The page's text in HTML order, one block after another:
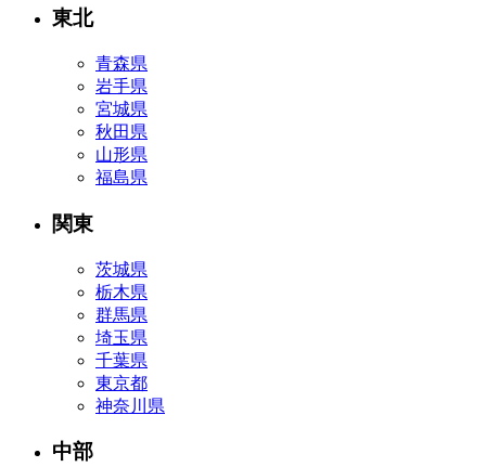
東北
青森県
岩手県
宮城県
秋田県
山形県
福島県
関東
茨城県
栃木県
群馬県
埼玉県
千葉県
東京都
神奈川県
中部